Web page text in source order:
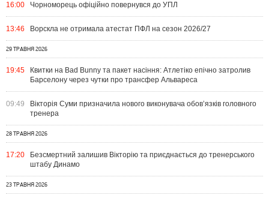
16:00 Чорноморець офіційно повернувся до УПЛ
13:46 Ворскла не отримала атестат ПФЛ на сезон 2026/27
29 ТРАВНЯ 2026
19:45
Квитки на Bad Bunny та пакет насіння: Атлетіко епічно затролив
Барселону через чутки про трансфер Альвареса
09:49
Вікторія Суми призначила нового виконувача обов’язків головного
тренера
28 ТРАВНЯ 2026
17:20
Безсмертний залишив Вікторію та приєднається до тренерського
штабу Динамо
23 ТРАВНЯ 2026